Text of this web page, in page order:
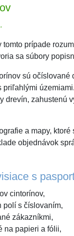
tomto prípade
sa súbory
sú
priľahlými
drevín, zahustenú
a mapy,
objednávok
s
cintorínov,
polí s číslovaním,
zákazníkmi,
na papieri a fólii,